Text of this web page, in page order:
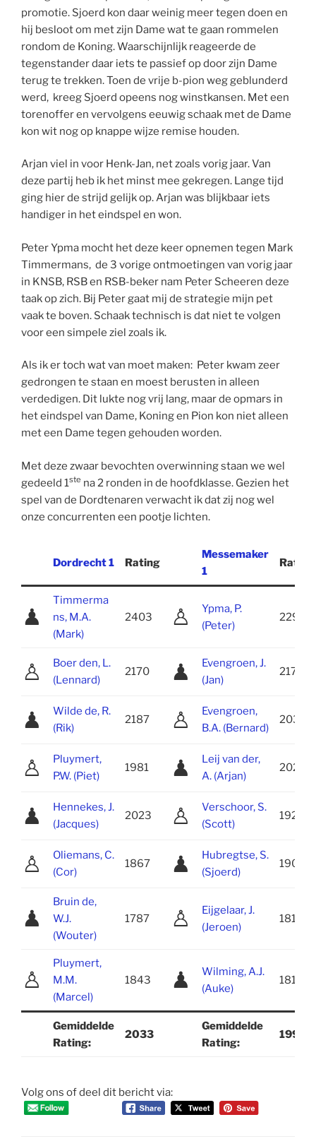
promotie. Sjoerd kon daar weinig meer tegen doen en
hij besloot om met zijn Dame wat te gaan rommelen
rondom de Koning. Waarschijnlijk reageerde de
tegenstander daar iets te passief op door zijn Dame
terug te trekken. Toen de vrije b-pion weg geblunderd
werd, kreeg Sjoerd opeens nog winstkansen. Met een
torenoffer en vervolgens eeuwig schaak met de Dame
kon wit nog op knappe wijze remise houden.
Arjan viel in voor Henk-Jan, net zoals vorig jaar. Van
deze partij heb ik het minst mee gekregen. Lange tijd
ging hier de strijd gelijk op. Arjan was blijkbaar iets
handiger in het eindspel en won.
Peter Ypma mocht het deze keer opnemen tegen Mark
Timmermans, de 3 vorige ontmoetingen van vorig jaar
in KNSB, RSB en RSB-beker nam Peter Scheeren deze
taak op zich. Bij Peter gaat mij de strategie mijn pet
vaak te boven. Schaak technisch is dat niet te volgen
voor een simpele ziel zoals ik.
Als ik er toch wat van moet maken: Peter kwam zeer
gedrongen te staan en moest berusten in alleen
verdedigen. Dit lukte nog vrij lang, maar de opmars in
het eindspel van Dame, Koning en Pion kon niet alleen
met een Dame tegen gehouden worden.
Met deze zwaar bevochten overwinning staan we wel
gedeeld 1ste na 2 ronden in de hoofdklasse. Gezien het
spel van de Dordtenaren verwacht ik dat zij nog wel
onze concurrenten een pootje lichten.
Dordrecht 1 Rating
Messemaker
1
Rating
♟
Timmerma
ns, M.A.
(Mark)
2403 ♙
Ypma, P.
(Peter)
2294
♙
Boer den, L.
(Lennard)
2170 ♟
Evengroen, J.
(Jan)
2172
♟
Wilde de, R.
(Rik)
2187 ♙
Evengroen,
B.A. (Bernard)
2030
♙
Pluymert,
P.W. (Piet)
1981 ♟
Leij van der,
A. (Arjan)
2021
♟
Hennekes, J.
(Jacques)
2023 ♙
Verschoor, S.
(Scott)
1928
♙
Oliemans, C.
(Cor)
1867 ♟
Hubregtse, S.
(Sjoerd)
1907
♟
Bruin de,
W.J.
(Wouter)
1787 ♙
Eijgelaar, J.
(Jeroen)
1819
♙
Pluymert,
M.M.
(Marcel)
1843 ♟
Wilming, A.J.
(Auke)
1812
Gemiddelde
Rating:
2033
Gemiddelde
Rating:
1998
Volg ons of deel dit bericht via: